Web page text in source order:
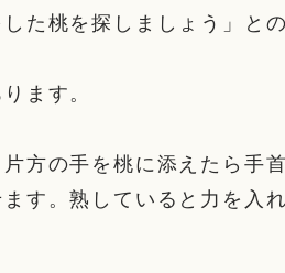
た桃を探しましょう」との
ます。
方の手を桃に添えたら手
す。熟していると力を入